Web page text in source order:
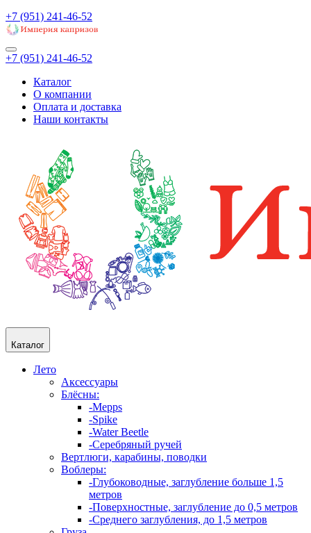
+7 (951) 241-46-52
+7 (951) 241-46-52
Каталог
О компании
Оплата и доставка
Наши контакты
Каталог
Лето
Аксессуары
Блёсны:
-Mepps
-Spike
-Water Beetle
-Серебряный ручей
Вертлюги, карабины, поводки
Воблеры:
-Глубоководные, заглубление больше 1,5
метров
-Поверхностные, заглубление до 0,5 метров
-Среднего заглубления, до 1,5 метров